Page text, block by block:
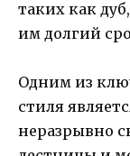
таких как
им долгий
Одним из
стиля
неразрывно